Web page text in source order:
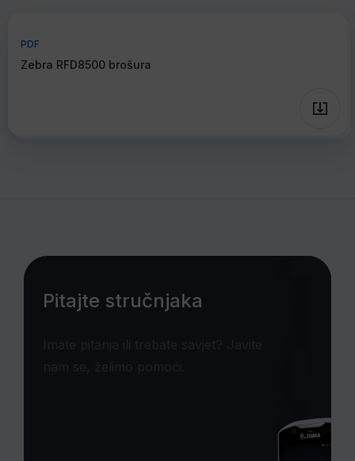
PDF
Zebra RFD8500 brošura
Pitajte stručnjaka